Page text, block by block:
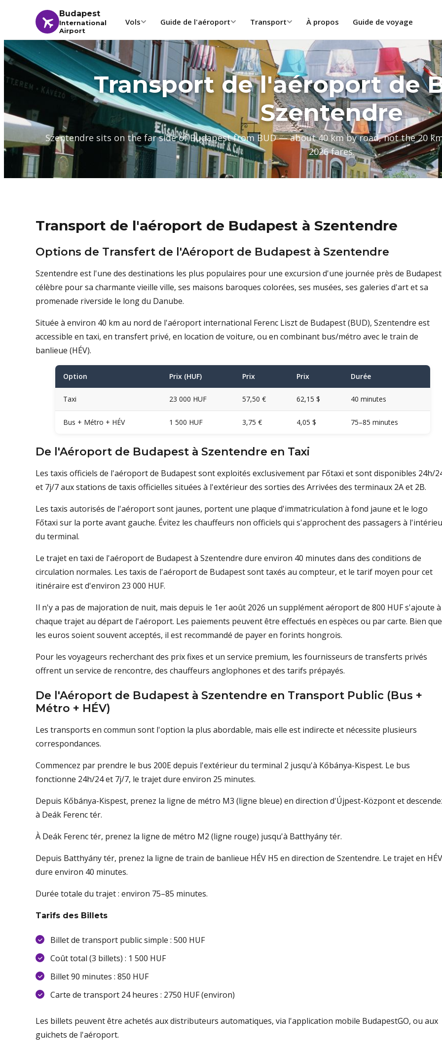
Budapest
International
Airport
Vols Guide de l'aéroport Transport À propos Guide de voyage
Transport de l'aéroport de
Szentendre
Szentendre sits on the far side of Budapest from BUD — about 40 km by road, not the 20
2026 fares.
Transport de l'aéroport de Budapest à Szentendre
Options de Transfert de l'Aéroport de Budapest à Szentendre
Szentendre est l'une des destinations les plus populaires pour une excursion d'une journée près de
célèbre pour sa charmante vieille ville, ses maisons baroques colorées, ses musées, ses galeries d'art et sa
promenade riverside le long du Danube.
Située à environ 40 km au nord de l'aéroport international Ferenc Liszt de Budapest (BUD), Szentendre est
accessible en taxi, en transfert privé, en location de voiture, ou en combinant bus/métro avec le train de
banlieue (HÉV).
Option Prix (HUF) Prix Prix Durée
Taxi 23 000 HUF 57,50 € 62,15 $ 40 minutes
Bus + Métro + HÉV 1 500 HUF 3,75 € 4,05 $ 75–85 minutes
De l'Aéroport de Budapest à Szentendre en Taxi
Les taxis officiels de l'aéroport de Budapest sont exploités exclusivement par Főtaxi et sont disponibles 24h/
et 7j/7 aux stations de taxis officielles situées à l'extérieur des sorties des Arrivées des terminaux 2A et 2B.
Les taxis autorisés de l'aéroport sont jaunes, portent une plaque d'immatriculation à fond jaune et le logo
Főtaxi sur la porte avant gauche. Évitez les chauffeurs non officiels qui s'approchent des passagers à
du terminal.
Le trajet en taxi de l'aéroport de Budapest à Szentendre dure environ 40 minutes dans des conditions de
circulation normales. Les taxis de l'aéroport de Budapest sont taxés au compteur, et le tarif moyen pour cet
itinéraire est d'environ 23 000 HUF.
Il n'y a pas de majoration de nuit, mais depuis le 1er août 2026 un supplément aéroport de 800 HUF s'ajoute à
chaque trajet au départ de l'aéroport. Les paiements peuvent être effectués en espèces ou par carte. Bien que
les euros soient souvent acceptés, il est recommandé de payer en forints hongrois.
Pour les voyageurs recherchant des prix fixes et un service premium, les fournisseurs de transferts privés
offrent un service de rencontre, des chauffeurs anglophones et des tarifs prépayés.
De l'Aéroport de Budapest à Szentendre en Transport Public (Bus +
Métro + HÉV)
Les transports en commun sont l'option la plus abordable, mais elle est indirecte et nécessite plusieurs
correspondances.
Commencez par prendre le bus 200E depuis l'extérieur du terminal 2 jusqu'à Kőbánya-Kispest. Le bus
fonctionne 24h/24 et 7j/7, le trajet dure environ 25 minutes.
Depuis Kőbánya-Kispest, prenez la ligne de métro M3 (ligne bleue) en direction d'Újpest-Központ et
à Deák Ferenc tér.
À Deák Ferenc tér, prenez la ligne de métro M2 (ligne rouge) jusqu'à Batthyány tér.
Depuis Batthyány tér, prenez la ligne de train de banlieue HÉV H5 en direction de Szentendre. Le trajet en HÉV
dure environ 40 minutes.
Durée totale du trajet : environ 75–85 minutes.
Tarifs des Billets
Billet de transport public simple : 500 HUF
Coût total (3 billets) : 1 500 HUF
Billet 90 minutes : 850 HUF
Carte de transport 24 heures : 2750 HUF (environ)
Les billets peuvent être achetés aux distributeurs automatiques, via l'application mobile BudapestGO, ou aux
guichets de l'aéroport.